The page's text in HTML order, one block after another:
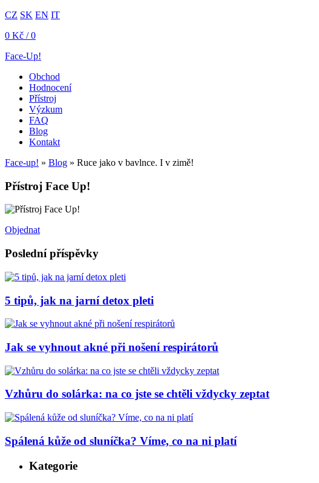
CZ SK EN IT
0 Kč / 0
Face-Up!
Obchod
Hodnocení
Přístroj
Výzkum
FAQ
Blog
Kontakt
Face-up! » Blog » Ruce jako v bavlnce. I v zimě!
Přístroj Face Up!
Objednat
Poslední příspěvky
5 tipů, jak na jarní detox pleti
Jak se vyhnout akné při nošení respirátorů
Vzhůru do solárka: na co jste se chtěli vždycky zeptat
Spálená kůže od sluníčka? Víme, co na ni platí
Kategorie